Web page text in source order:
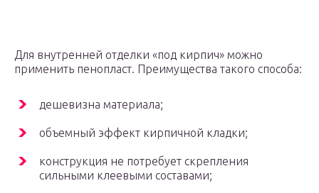
Для внутренней отделки «под кирпич» можно
применить пенопласт. Преимущества такого способа:
дешевизна материала;
объемный эффект кирпичной кладки;
конструкция не потребует скрепления
сильными клеевыми составами;